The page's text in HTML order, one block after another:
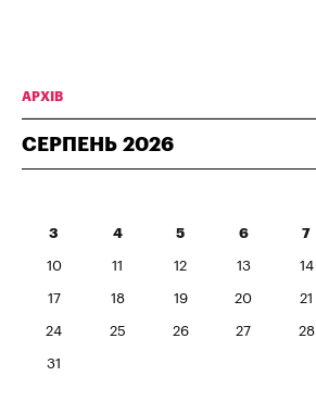
АРХІВ
СЕРПЕНЬ 2026
3 4 5 6 7
10 11 12 13 14
17 18 19 20 21
24 25 26 27 28
31